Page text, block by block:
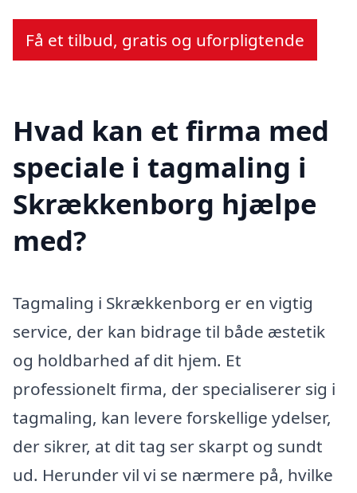
Få et tilbud, gratis og uforpligtende
Hvad kan et firma med
speciale i tagmaling i
Skrækkenborg hjælpe
med?
Tagmaling i Skrækkenborg er en vigtig
service, der kan bidrage til både æstetik
og holdbarhed af dit hjem. Et
professionelt firma, der specialiserer sig i
tagmaling, kan levere forskellige ydelser,
der sikrer, at dit tag ser skarpt og sundt
ud. Herunder vil vi se nærmere på, hvilke